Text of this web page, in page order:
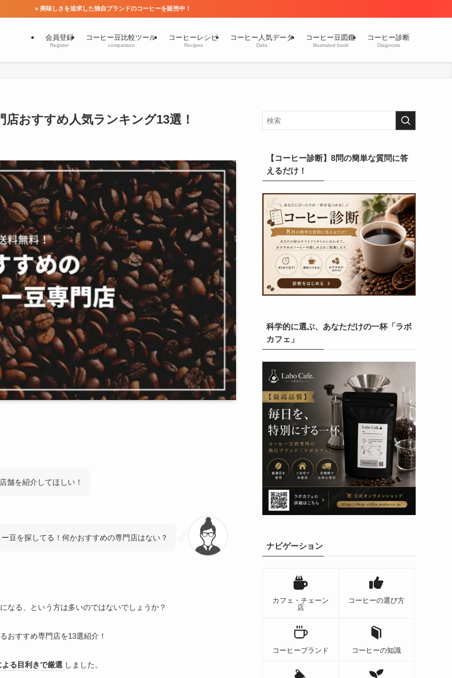
» 美味しさを追求した独自ブランドのコーヒーを販売中！
会員登録
Register
コーヒー豆比較ツール
comparison
コーヒーレシピ
Recipes
コーヒー人気データ
Data
コーヒー豆図鑑
Illustrated book
コーヒー診断
Diagnosis
おすすめ人気ランキング13選！
舗を紹介してほしい！
豆を探してる！何かおすすめの専門店はない？
なる、という方は多いのではないでしょうか？
おすすめ専門店を13選紹介！
る目利きで厳選 しました。
【コーヒー診断】8問の簡単な質問に答
えるだけ！
科学的に選ぶ、あなただけの一杯「ラボ
カフェ」
ナビゲーション
カフェ・チェーン
店
コーヒーの選び方
コーヒーブランド コーヒーの知識